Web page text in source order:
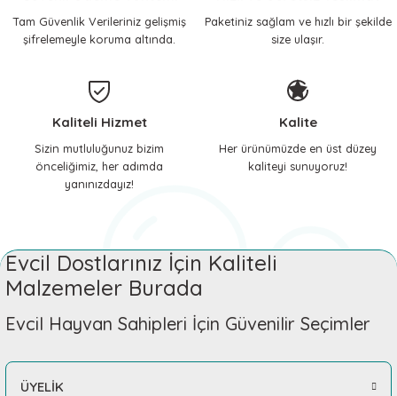
ve Soğutucu Matlar
Tam Güvenlik Verileriniz gelişmiş
şifrelemeyle koruma altında.
Paketiniz sağlam ve hızlı bir şekilde
size ulaşır.
Kaliteli Hizmet
Sizin mutluluğunuz bizim
önceliğimiz, her adımda
yanınızdayız!
Kalite
Her ürünümüzde en üst düzey
kaliteyi sunuyoruz!
Evcil Dostlarınız İçin Kaliteli
Malzemeler Burada
Evcil Hayvan Sahipleri İçin Güvenilir Seçimler
ÜYELİK